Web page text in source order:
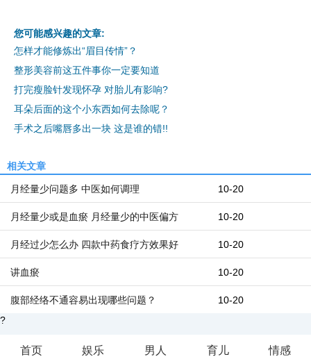
您可能感兴趣的文章:
怎样才能修炼出“眉目传情”？
整形美容前这五件事你一定要知道
打完瘦脸针发现怀孕 对胎儿有影响?
耳朵后面的这个小东西如何去除呢？
手术之后嘴唇多出一块 这是谁的错!!
相关文章
10-20
月经量少问题多 中医如何调理
10-20
月经量少或是血瘀 月经量少的中医偏方
10-20
月经过少怎么办 四款中药食疗方效果好
10-20
讲血瘀
10-20
腹部经络不通容易出现哪些问题？
?
首页 娱乐 男人 育儿 情感